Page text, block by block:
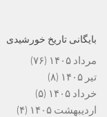
بایگانی تاریخ خورشیدی
مرداد ۱۴۰۵
(۷۶)
تیر ۱۴۰۵
(۸)
خرداد ۱۴۰۵
(۵)
اردیبهشت ۱۴۰۵
(۴)